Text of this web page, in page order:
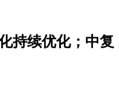
持续优化；中复